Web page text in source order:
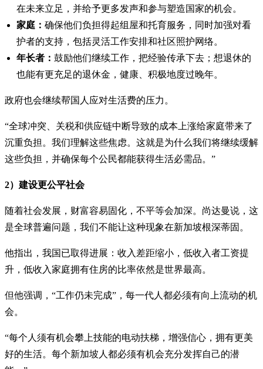
在未来立足，并给予更多发声和参与塑造国家的机会。
家庭： 确保他们负担得起组屋和托育服务，同时加强对看
护者的支持，包括灵活工作安排和社区照护网络。
年长者： 鼓励他们继续工作，把经验传承下去；想退休的
也能有更充足的退休金，健康、积极地度过晚年。
政府也会继续帮国人应对生活费的压力。
“全球冲突、关税和供应链中断导致的成本上涨给家庭带来了
沉重负担。我们理解这些焦虑。这就是为什么我们将继续缓解
这些负担，并确保每个公民都能获得生活必需品。”
2）建设更公平社会
随着社会发展，财富容易固化，不平等会加深。尚达曼说，这
是全球普遍问题，我们不能让这种现象在新加坡根深蒂固。
他指出，我国已取得进展：收入差距缩小，低收入者工资提
升，低收入家庭拥有住房的比率依然是世界最高。
但他强调，“工作仍未完成”，每一代人都必须有向上流动的机
会。
“每个人须有机会攀上技能的电动扶梯，增强信心，拥有更美
好的生活。每个新加坡人都必须有机会充分发挥自己的潜